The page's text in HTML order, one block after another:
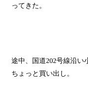
ってきた。
途中、国道202号線沿い
ちょっと買い出し。